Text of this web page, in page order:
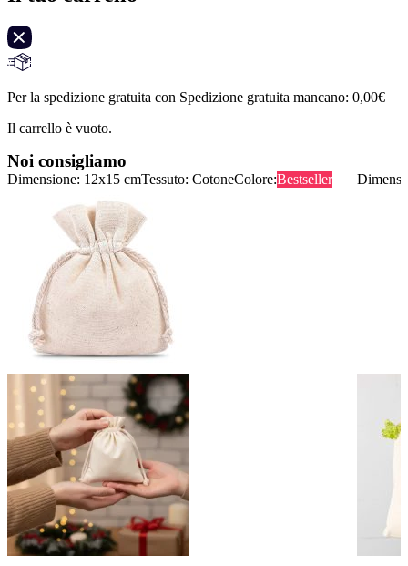
Per la spedizione gratuita con Spedizione gratuita mancano: 0,00€
Il carrello è vuoto.
Noi consigliamo
Dimensione: 12x15 cmTessuto: CotoneColore:Bestseller